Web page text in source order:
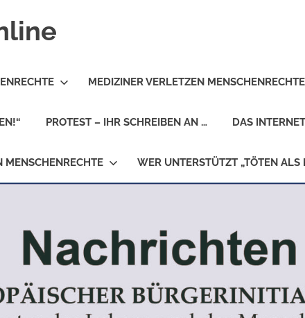
MEDIZINER VERLETZEN MENSCHENRECHTE
PROTEST – IHR SCHREIBEN AN … DAS
MENSCHENRECHTE WER UNTERSTÜTZT „TÖTEN ALS